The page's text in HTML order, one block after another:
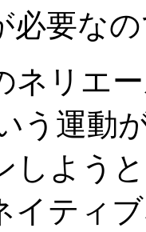
必要な
リエ
う運動
しよう
イティ